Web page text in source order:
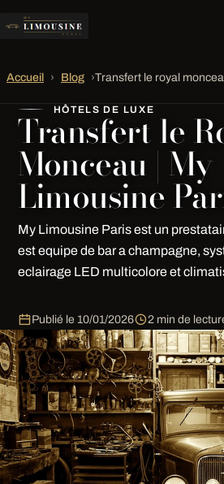
Accueil › Blog ›Transfert le royal
HÔTELS DE LUXE
Transfert le
Monceau | My
Limousine
My Limousine Paris est un
est equipe de bar a champagne,
eclairage LED multicolore et
Publié le 10/01/2026 2 min de